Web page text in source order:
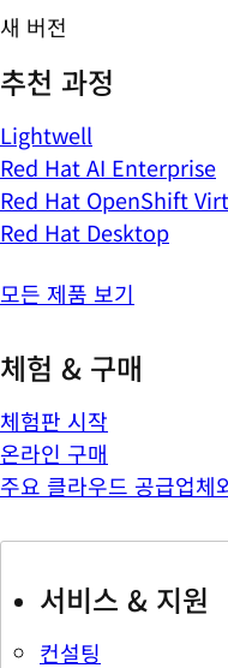
새 버전
추천 과정
Lightwell
Red Hat AI Enterprise
Red Hat OpenShift
Red Hat Desktop
모든 제품 보기
체험 & 구매
체험판 시작
온라인 구매
주요 클라우드 공급업체
서비스 & 지원
컨설팅